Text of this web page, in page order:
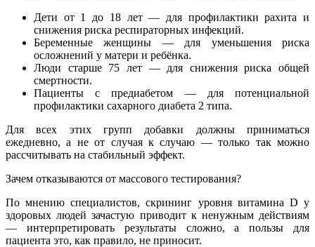
Дети от 1 до 18 лет — для профилактики рахита и
снижения риска респираторных инфекций.
Беременные женщины — для уменьшения риска
осложнений у матери и ребёнка.
Люди старше 75 лет — для снижения риска общей
смертности.
Пациенты с предиабетом — для потенциальной
профилактики сахарного диабета 2 типа.
Для всех этих групп добавки должны приниматься
ежедневно, а не от случая к случаю — только так можно
рассчитывать на стабильный эффект.
Зачем отказываются от массового тестирования?
По мнению специалистов, скрининг уровня витамина D у
здоровых людей зачастую приводит к ненужным действиям
— интерпретировать результаты сложно, а пользы для
пациента это, как правило, не приносит.